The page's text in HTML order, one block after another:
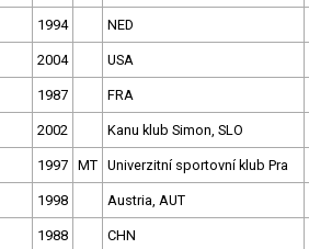
1994 NED
2004 USA
1987 FRA
2002 Kanu klub Simon, SLO
1997 MT Univerzitní sportovní klub Pra
1998 Austria, AUT
1988 CHN